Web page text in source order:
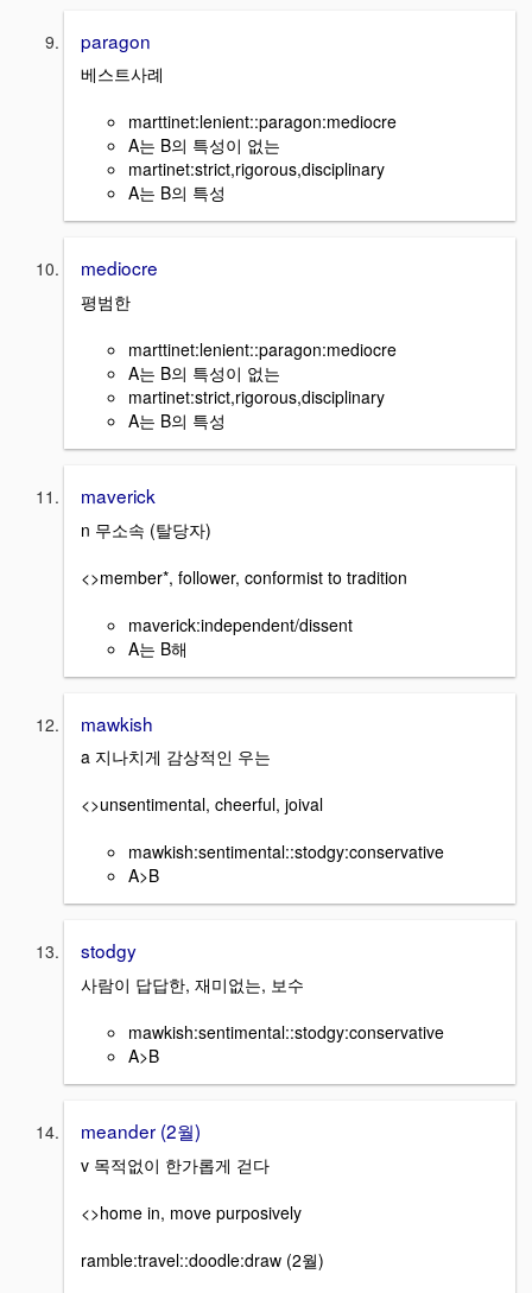
paragon
베스트사례
marttinet:lenient::paragon:mediocre
A는 B의 특성이 없는
martinet:strict,rigorous,disciplinary
A는 B의 특성
mediocre
평범한
marttinet:lenient::paragon:mediocre
A는 B의 특성이 없는
martinet:strict,rigorous,disciplinary
A는 B의 특성
maverick
n 무소속 (탈당자)
<>member*, follower, conformist to tradition
maverick:independent/dissent
A는 B해
mawkish
a 지나치게 감상적인 우는
<>unsentimental, cheerful, joival
mawkish:sentimental::stodgy:conservative
A>B
stodgy
사람이 답답한, 재미없는, 보수
mawkish:sentimental::stodgy:conservative
A>B
meander (2월)
v 목적없이 한가롭게 걷다
<>home in, move purposively
ramble:travel::doodle:draw (2월)